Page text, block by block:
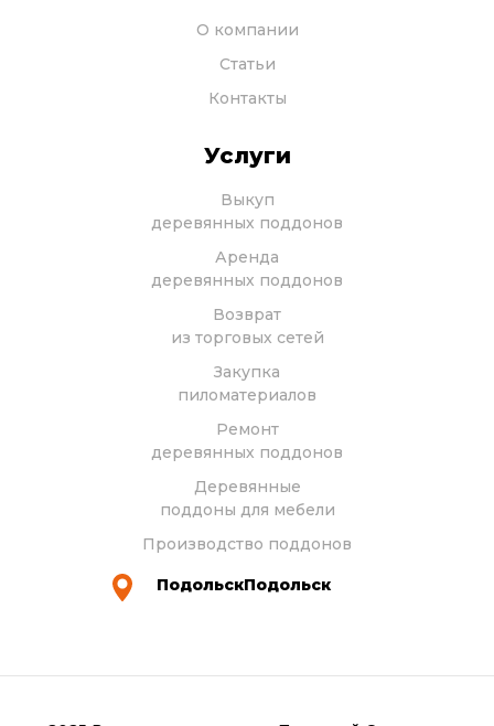
О компании
Статьи
Контакты
Услуги
Выкуп
деревянных поддонов
Аренда
деревянных поддонов
Возврат
из торговых сетей
Закупка
пиломатериалов
Ремонт
деревянных поддонов
Деревянные
поддоны для мебели
Производство поддонов
ПодольскПодольск